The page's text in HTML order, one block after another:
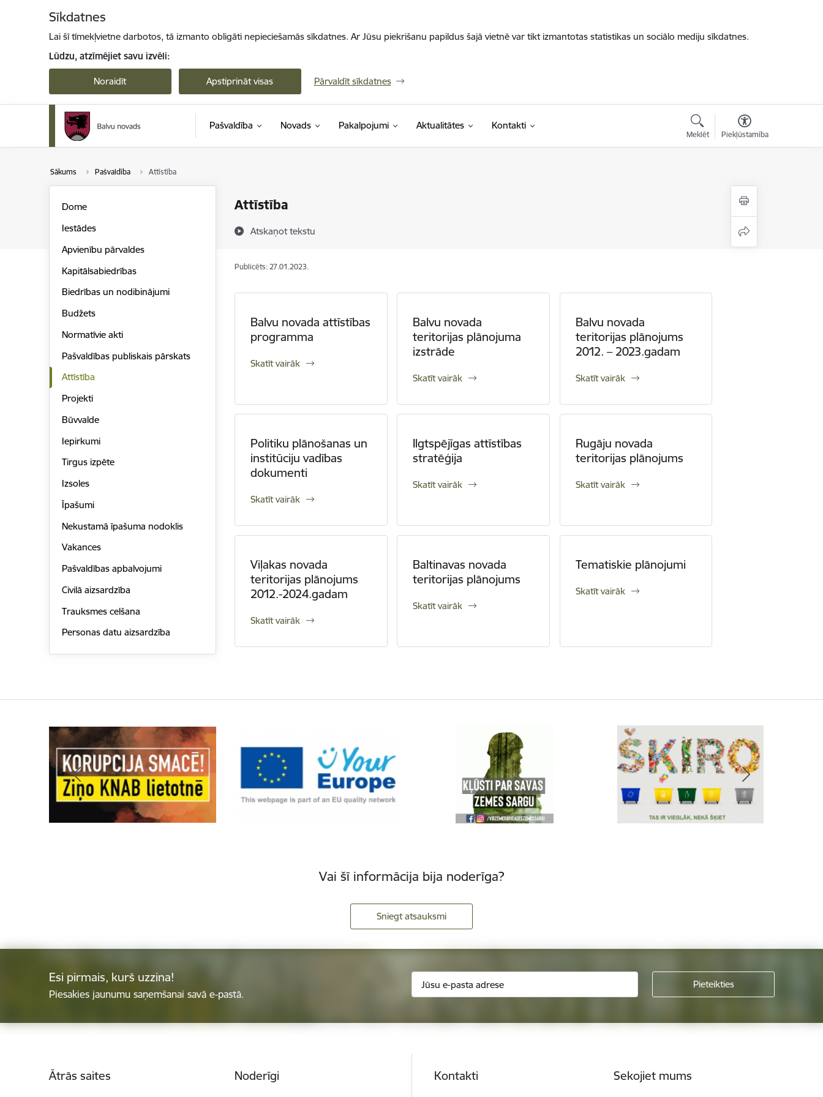
Sīkdatnes
Lai šī tīmekļvietne darbotos, tā izmanto obligāti nepieciešamās sīkdatnes. Ar Jūsu piekrišanu papildus šajā vietnē var tikt izmantotas statistikas un sociālo mediju sīkdatnes.
Lūdzu, atzīmējiet savu izvēli:
Noraidīt Apstiprināt visas Pārvaldīt sīkdatnes
Pašvaldība Novads Pakalpojumi Aktualitātes Kontakti
Meklēt Piekļūstamība
Sākums Pašvaldība Attīstība
Attīstība
Atskaņot tekstu
Dome
Iestādes
Apvienību pārvaldes
Kapitālsabiedrības
Biedrības un nodibinājumi
Budžets
Normatīvie akti
Pašvaldības publiskais pārskats
Attīstība
Projekti
Būvvalde
Iepirkumi
Tirgus izpēte
Izsoles
Īpašumi
Nekustamā īpašuma nodoklis
Vakances
Pašvaldības apbalvojumi
Civilā aizsardzība
Trauksmes celšana
Personas datu aizsardzība
Publicēts: 27.01.2023.
Balvu novada attīstības
programma
Skatīt vairāk
Balvu novada
teritorijas plānojuma
izstrāde
Skatīt vairāk
Balvu novada
teritorijas plānojums
2012. – 2023.gadam
Skatīt vairāk
Politiku plānošanas un
institūciju vadības
dokumenti
Skatīt vairāk
Ilgtspējīgas attīstības
stratēģija
Skatīt vairāk
Rugāju novada
teritorijas plānojums
Skatīt vairāk
Viļakas novada
teritorijas plānojums
2012.-2024.gadam
Skatīt vairāk
Baltinavas novada
teritorijas plānojums
Skatīt vairāk
Tematiskie plānojumi
Skatīt vairāk
Vai šī informācija bija noderīga?
Sniegt atsauksmi
Esi pirmais, kurš uzzina!
Piesakies jaunumu saņemšanai savā e-pastā.
Ātrās saites Noderīgi Kontakti Sekojiet mums